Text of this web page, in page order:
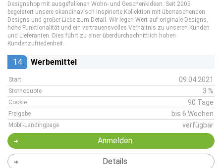
Designshop mit ausgefallenen Wohn- und Geschenkideen. Seit 2005
begeistert unsere skandinavisch inspirierte Kollektion mit überraschenden
Designs und großer Liebe zum Detail. Wir legen Wert auf originale Designs,
hohe Funktionalität und ein vertrauensvolles Verhältnis zu unseren Kunden
und Lieferanten. Dies führt zu einer überdurchschnittlich hohen
Kundenzufriedenheit.
14 Werbemittel
Start 09.04.2021
Stornoquote 3 %
Cookie 90 Tage
Freigabe bis 6 Wochen
Mobil-Landingpage verfügbar
Anmelden
Details